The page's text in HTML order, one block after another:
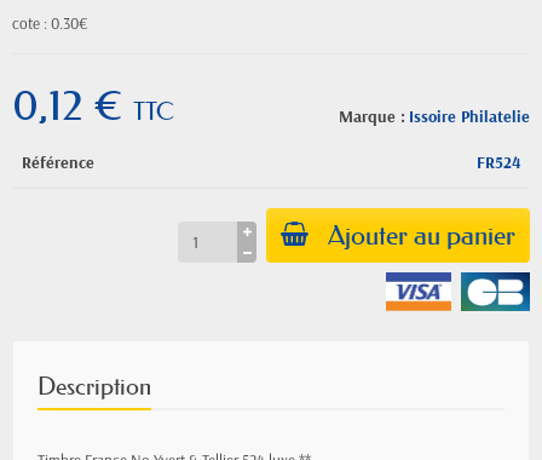
cote : 0.30€
Marque : Issoire Philatelie
0,12 € TTC
Référence FR524
Ajouter au panier
Description